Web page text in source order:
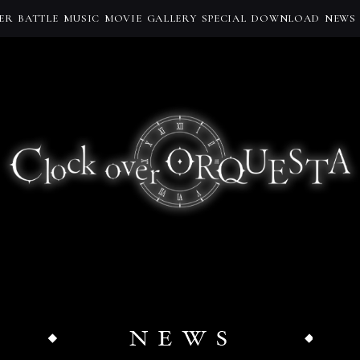
BATTLE MUSIC MOVIE GALLERY SPECIAL DOWNLOAD NEWS